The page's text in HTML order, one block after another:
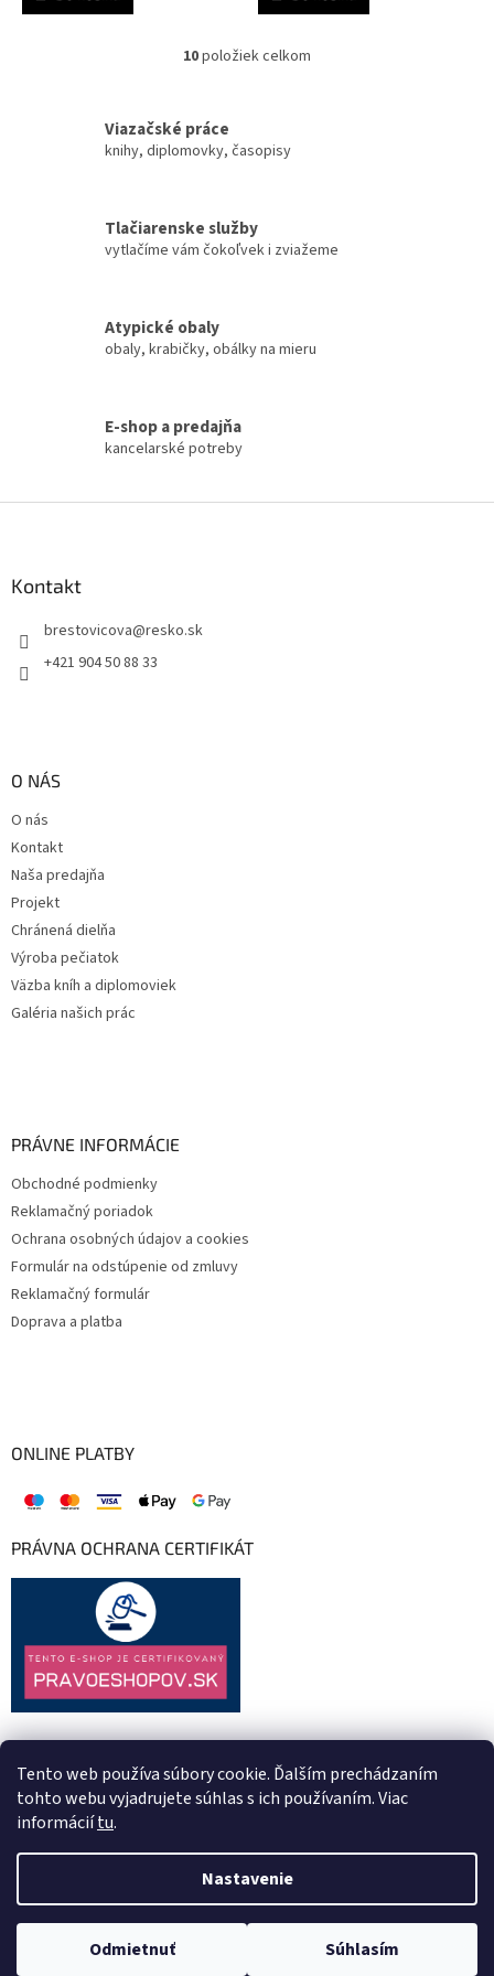
Tento web používa súbory cookie. Ďalším prechádzaním
tohto webu vyjadrujete súhlas s ich používaním. Viac
informáciítu.
Nastavenie
Odmietnuť Súhlasím
O
d
e
p
v
10položiek celkom
Viazačské práce
knihy, diplomovky, časopisy
Tlačiarenske služby
vytlačíme vám čokoľvek i zviažeme
Atypické obaly
obaly, krabičky, obálky na mieru
E-shop a predajňa
kancelarské potreby
Kontakt
brestovicova@resko.sk
+421 904 50 88 33
O NÁS
O nás
Kontakt
Naša predajňa
Projekt
Chránená dielňa
Výroba pečiatok
Väzba kníh a diplomoviek
Galéria našich prác
PRÁVNE INFORMÁCIE
Obchodné podmienky
Reklamačný poriadok
Ochrana osobných údajov a cookies
Formulár na odstúpenie od zmluvy
Reklamačný formulár
Doprava a platba
ONLINE PLATBY
PRÁVNA OCHRANA CERTIFIKÁT
Vytvoril Shoptet
Copyright 2026 . Všetky práva vyhradené.